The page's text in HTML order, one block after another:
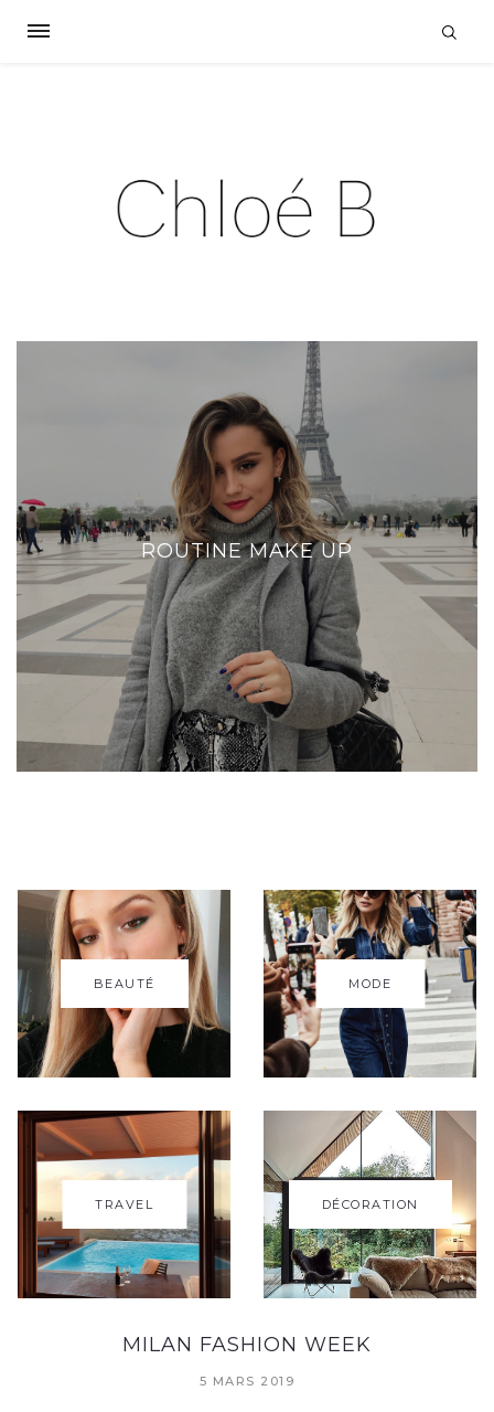
ROUTINE MAKE UP
BEAUTÉ MODE
TRAVEL DÉCORATION
MILAN FASHION WEEK
5 MARS 2019